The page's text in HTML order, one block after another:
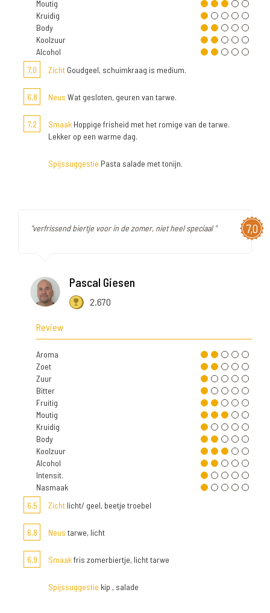
Moutig
Kruidig
Body
Koolzuur
Alcohol
7,0
Zicht Goudgeel, schuimkraag is medium.
6,8 Neus Wat gesloten, geuren van tarwe.
7,2 Smaak Hoppige frisheid met het romige van de tarwe.
Lekker op een warme dag.
Spijssuggestie Pasta salade met tonijn.
7,0
"verfrissend biertje voor in de zomer, niet heel speciaal "
Pascal Giesen
2.670
Review
Aroma
Zoet
Zuur
Bitter
Fruitig
Moutig
Kruidig
Body
Koolzuur
Alcohol
Intensit.
Nasmaak
6,5
Zicht licht/ geel, beetje troebel
6,8 Neus tarwe, licht
6,9 Smaakfris zomerbiertje, licht tarwe
Spijssuggestie kip , salade